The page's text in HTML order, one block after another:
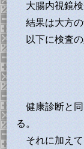
大腸内視鏡検
結果は大方の
以下に検査の
健康診断と同
る。
それに加えて